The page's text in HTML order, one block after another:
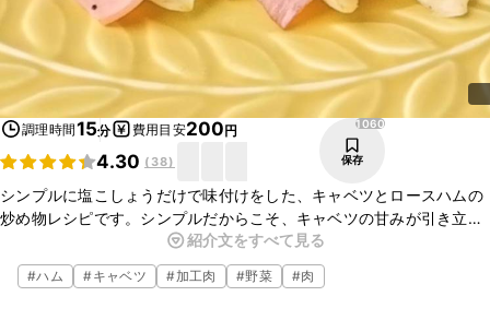
調理時間15分 費用目安200円
4.30 ( 38)
1060
保存
シンプルに塩こしょうだけで味付けをした、キャベツとロースハムの
炒め物レシピです。シンプルだからこそ、キャベツの甘みが引き立ち
ます。ロースハムとの相性も抜群です。
紹介文をすべて見る
#ハム #キャベツ #加工肉 #野菜 #肉